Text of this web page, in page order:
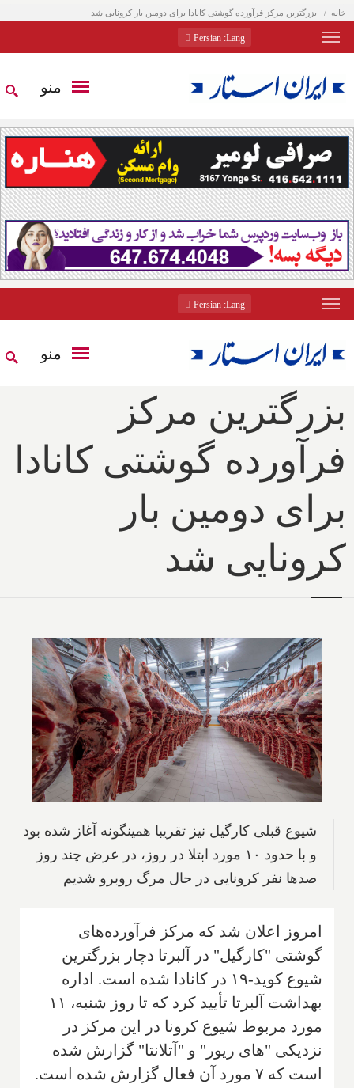
خانه بزرگترین مرکز فرآورده گوشتی کانادا برای دومین بار کرونایی شد
Lang
: Persian
منو
Lang
: Persian
منو
بزرگترین مرکز
فرآورده گوشتی کانادا
برای دومین بار
کرونایی شد
شیوع قبلی کارگیل نیز تقریبا همینگونه آغاز شده بود
و با حدود ۱۰ مورد ابتلا در روز، در عرض چند روز
صدها نفر کرونایی در حال مرگ روبرو شدیم
امروز اعلان شد که مرکز فرآورده‌های
گوشتی "کارگیل" در آلبرتا دچار بزرگترین
شیوع کوید-۱۹ در کانادا شده است. اداره
بهداشت آلبرتا تأیید کرد که تا روز شنبه، ۱۱
مورد مربوط شیوع کرونا در این مرکز در
نزدیکی‌ "های ریور" و "آتلانتا" گزارش شده
است که ۷ مورد آن فعال گزارش شده است.